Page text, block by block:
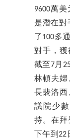
9600萬
是潛在對
了100多
對手，獲
截至7月
林頓夫婦
長裴洛西
議院少
持。在拜
下午到